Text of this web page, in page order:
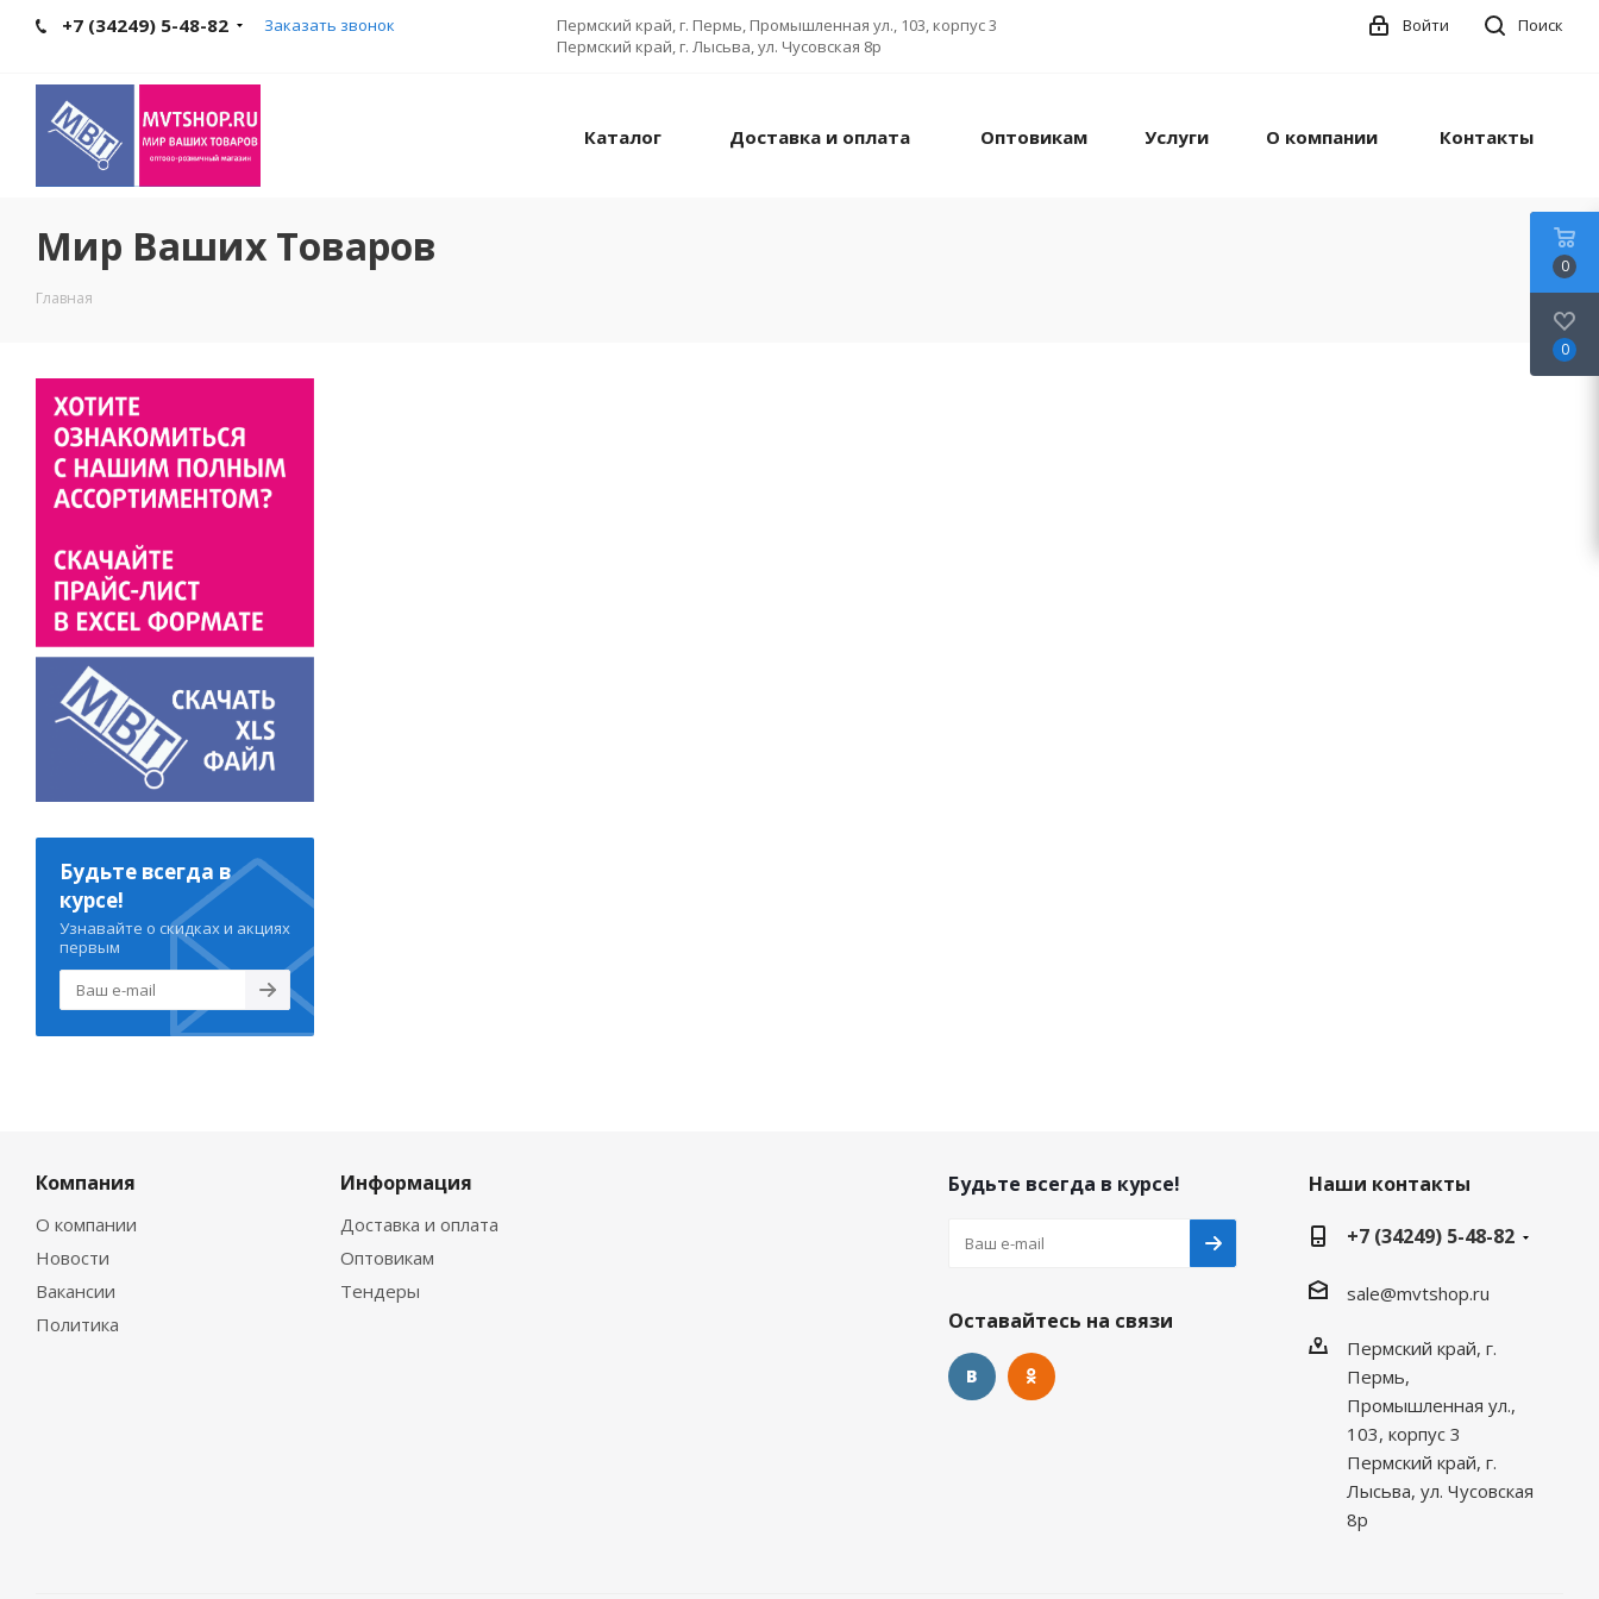
+7 (34249) 5-48-82 Заказать звонок
Пермский край, г. Пермь, Промышленная ул., 103, корпус 3
Пермский край, г. Лысьва, ул. Чусовская 8р
Поиск
Войти
Каталог Доставка и оплата Оптовикам Услуги О компании Контакты
Мир Ваших Товаров
Главная
Будьте всегда в
курсе!
Узнавайте о скидках и акциях
первым
Компания
О компании
Новости
Вакансии
Политика
Информация
Доставка и оплата
Оптовикам
Тендеры
Будьте всегда в курсе!
Оставайтесь на связи
Наши контакты
+7 (34249) 5-48-82
sale@mvtshop.ru
Пермский край, г.
Пермь,
Промышленная ул.,
103, корпус 3
Пермский край, г.
Лысьва, ул. Чусовская
8р
0
0